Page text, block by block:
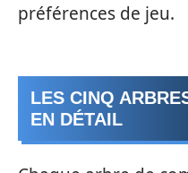
préférences de jeu.
LES CINQ
EN DÉTAIL